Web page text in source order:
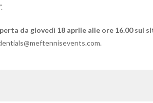
da giovedì 18 aprile alle ore 16.00 sul